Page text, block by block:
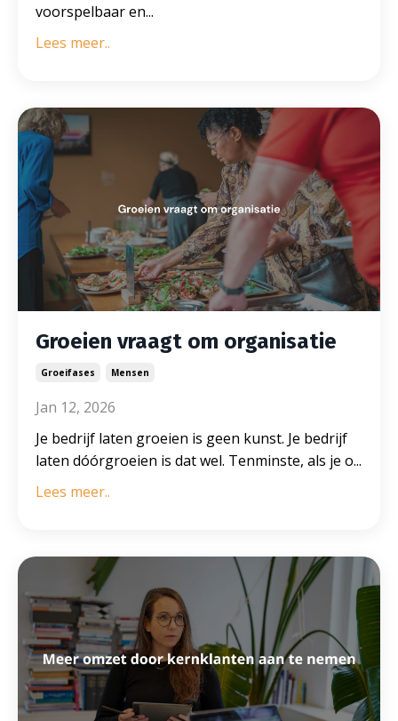
voorspelbaar en...
Lees meer..
Groeien vraagt om organisatie
Groeifases Mensen
Jan 12, 2026
Je bedrijf laten groeien is geen kunst. Je bedrijf
laten dóórgroeien is dat wel. Tenminste, als je o...
Lees meer..